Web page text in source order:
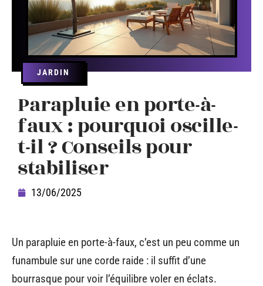
JARDIN
Parapluie en porte-à-
faux : pourquoi oscille-
t-il ? Conseils pour
stabiliser
13/06/2025
Un parapluie en porte-à-faux, c’est un peu comme un
funambule sur une corde raide : il suffit d’une
bourrasque pour voir l’équilibre voler en éclats.